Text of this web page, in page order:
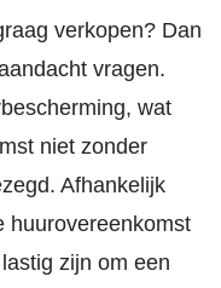
verkopen? Dan
vragen.
wat
niet zonder
Afhankelijk
huurovereenkomst
zijn om een